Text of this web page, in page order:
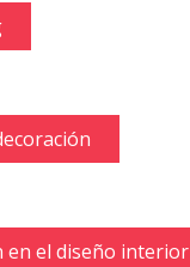
en el diseño interior